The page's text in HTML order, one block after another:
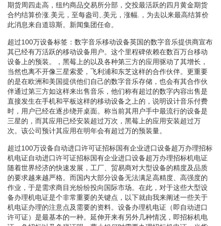
期货周四走高，纽约商品交易所分部，交投最活跃的四月黄金期货
合约结算价涨.美元，至每盎司,.美元，涨幅.，为去以来最高结算价
此消息来自道琼斯。新闻集团任命。
超过100万设备标签：数字音乐移动设备英国的数字音乐提供商宣布
其已经有万活跃的移动设备用户。这个里程碑依赖在数百万台移动
设备上的预装。，黑莓上的以及各种第三方的应用驱动了其增长，
当然也离不开像三星索爱，飞利浦和东芝这样的合作伙伴。更重要
的是在欧洲和美国提供他们自己的数字音乐存储，也会有其合作伙
伴通过第三方如这样来出售音乐，他们称有超过的数字内容出售是
直接发生在手机和平板这样的移动设备之上的，说明设计音乐付费
时，用户已经在逐步绕开桌面。称当前其用户手中最流行的设备是
三星的，而其应用已经安装超过万次，黑莓上的应用安装超过万
次。该公司预计其应用在明年会有超过万的预装量。
超过100万设备自动进口许可证招标国有企业进口设备超万办理招标
机电证自动进口许可证招标国有企业进口设备超万办理招标机电证
随着世界经济的快速发展，工厂、贸易商对大型设备的精度及品质
的要求越来越严格。而国内大部分设备无法满足高精度、高强度的
作业，于是需求商目光纷纷投向国际市场。在此，对于这些大型设
备办理机电证是个非常重要的关键点，以下就由我来阐述一些关于
机电证办理的注意点及需要的资料。设备办理机电证（即自动进口
许可证）是最基本的一种。延伸开来有另外几种情况，即招标机电